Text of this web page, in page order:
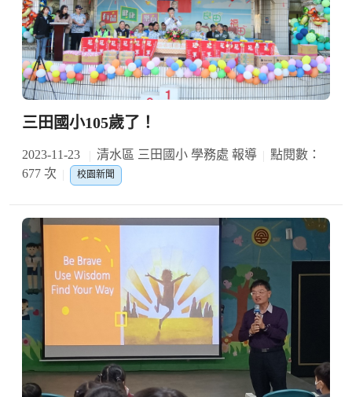
三田國小105歲了！
2023-11-23 清水區 三田國小 學務處 報導
點閱數：
677 次
校園新聞